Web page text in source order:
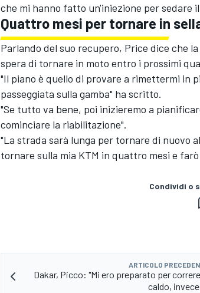
ENDURANCE/GT
che mi hanno fatto un'iniezione per sedare
Quattro mesi per tornare in
Parlando del suo recupero, Price dice che
spera di tornare in moto entro i prossimi
"Il piano è quello di provare a rimettermi in
passeggiata sulla gamba" ha scritto.
"Se tutto va bene, poi inizieremo a
cominciare la riabilitazione".
"La strada sarà lunga per tornare di nuovo
tornare sulla mia KTM in quattro mesi e
Condividi o
ARTICOLO
Dakar, Picco: "Mi ero preparato per
caldo,